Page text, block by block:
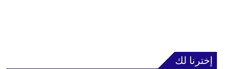
إخترنا لك